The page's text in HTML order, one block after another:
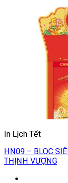
In Lịch Tết
HN09 – BLOC
THỊNH VƯỢNG